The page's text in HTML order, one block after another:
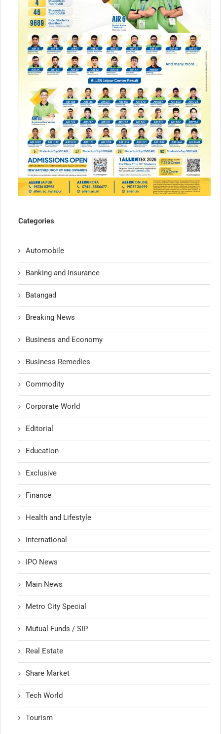
Categories
Automobile
Banking and Insurance
Batangad
Breaking News
Business and Economy
Business Remedies
Commodity
Corporate World
Editorial
Education
Exclusive
Finance
Health and Lifestyle
International
IPO News
Main News
Metro City Special
Mutual Funds / SIP
Real Estate
Share Market
Tech World
Tourism